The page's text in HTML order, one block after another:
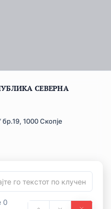
0
СЕВЕРНА
бр.19, 1000 Скопје